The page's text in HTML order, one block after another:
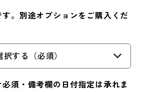
。別途オプションをご購入くだ
択する（必須）
須・備考欄の日付指定は承れま